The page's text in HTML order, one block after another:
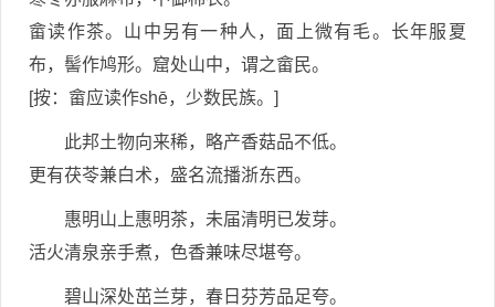
畲读作茶。山中另有一种人，面上微有毛。长年服夏
布，髻作鸠形。窟处山中，谓之畲民。
[按：畲应读作shē，少数民族。]
此邦土物向来稀，略产香菇品不低。
更有茯苓兼白术，盛名流播浙东西。
惠明山上惠明茶，未届清明已发芽。
活火清泉亲手煮，色香兼味尽堪夸。
碧山深处茁兰芽，春日芬芳品足夸。